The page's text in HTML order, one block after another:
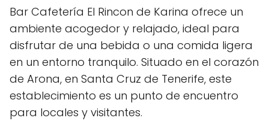
Bar Cafetería El Rincon de Karina ofrece un
ambiente acogedor y relajado, ideal para
disfrutar de una bebida o una comida ligera
en un entorno tranquilo. Situado en el corazón
de Arona, en Santa Cruz de Tenerife, este
establecimiento es un punto de encuentro
para locales y visitantes.